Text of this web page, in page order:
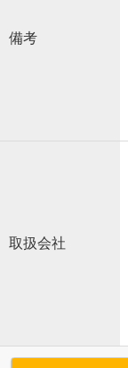
備考
取扱会社